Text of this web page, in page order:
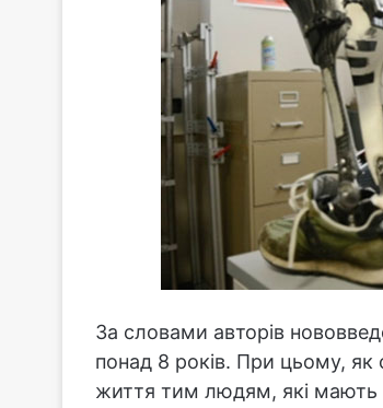
За словами авторів
понад 8 років. При цьому,
життя тим людям, які